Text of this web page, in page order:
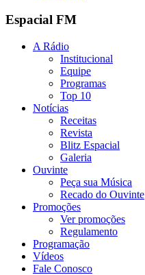
Espacial FM
A Rádio
Institucional
Equipe
Programas
Top 10
Notícias
Receitas
Revista
Blitz Espacial
Galeria
Ouvinte
Peça sua Música
Recado do Ouvinte
Promoções
Ver promoções
Regulamento
Programação
Vídeos
Fale Conosco